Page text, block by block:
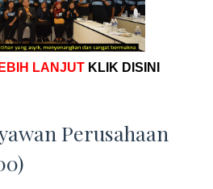
LANJUT KLIK DISINI
Perusahaan